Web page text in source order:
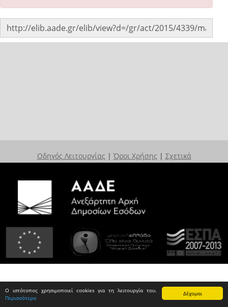
Δέχομαι
Ο ιστότοπος χρησιμοποιεί cookies για τη λειτουργία του.
Περισσότερα
Οδηγός Λειτουργίας | Όροι Χρήσης | Σχετικά